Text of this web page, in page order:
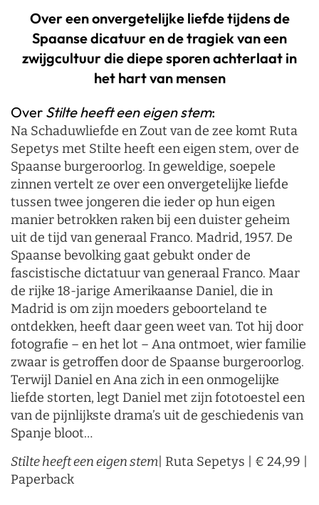
Over een onvergetelijke liefde tijdens de
Spaanse dicatuur en de tragiek van een
zwijgcultuur die diepe sporen achterlaat in
het hart van mensen
Over Stilte heeft een eigen stem:
Na Schaduwliefde en Zout van de zee komt Ruta
Sepetys met Stilte heeft een eigen stem, over de
Spaanse burgeroorlog. In geweldige, soepele
zinnen vertelt ze over een onvergetelijke liefde
tussen twee jongeren die ieder op hun eigen
manier betrokken raken bij een duister geheim
uit de tijd van generaal Franco. Madrid, 1957. De
Spaanse bevolking gaat gebukt onder de
fascistische dictatuur van generaal Franco. Maar
de rijke 18-jarige Amerikaanse Daniel, die in
Madrid is om zijn moeders geboorteland te
ontdekken, heeft daar geen weet van. Tot hij door
fotografie – en het lot – Ana ontmoet, wier familie
zwaar is getroffen door de Spaanse burgeroorlog.
Terwijl Daniel en Ana zich in een onmogelijke
liefde storten, legt Daniel met zijn fototoestel een
van de pijnlijkste drama’s uit de geschiedenis van
Spanje bloot…
Stilte heeft een eigen stem | Ruta Sepetys | € 24,99 |
Paperback